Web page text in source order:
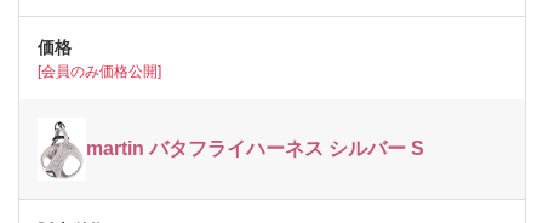
[会員のみ価格公開]
martin バタフライハーネス シルバー S